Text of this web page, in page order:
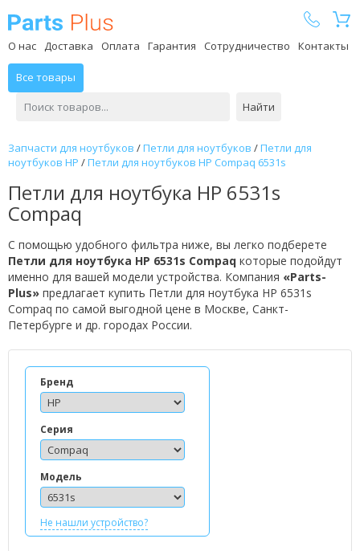
О нас Доставка Оплата Гарантия Сотрудничество Контакты
Все товары
Найти
Запчасти для ноутбуков /Петли для ноутбуков /Петли для
ноутбуков HP /Петли для ноутбуков HP Compaq 6531s
Петли для ноутбука HP 6531s
Compaq
С помощью удобного фильтра ниже, вы легко подберете
Петли для ноутбука HP 6531s Compaq которые подойдут
именно для вашей модели устройства. Компания «Parts-
Plus» предлагает купить Петли для ноутбука HP 6531s
Compaq по самой выгодной цене в Москве, Санкт-
Петербурге и др. городах России.
Бренд
Серия
Модель
Не нашли устройство?